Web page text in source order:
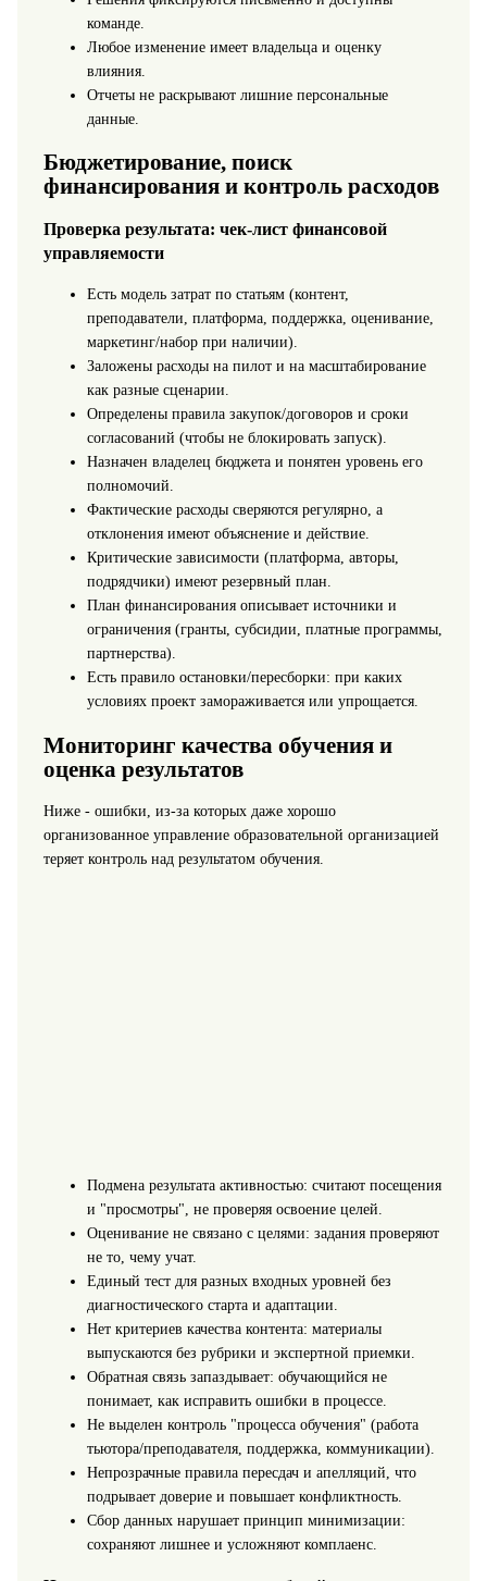
команде.
Любое изменение имеет владельца и оценку
влияния.
Отчеты не раскрывают лишние персональные
данные.
Бюджетирование, поиск
финансирования и контроль расходов
Проверка результата: чек-лист финансовой
управляемости
Есть модель затрат по статьям (контент,
преподаватели, платформа, поддержка, оценивание,
маркетинг/набор при наличии).
Заложены расходы на пилот и на масштабирование
как разные сценарии.
Определены правила закупок/договоров и сроки
согласований (чтобы не блокировать запуск).
Назначен владелец бюджета и понятен уровень его
полномочий.
Фактические расходы сверяются регулярно, а
отклонения имеют объяснение и действие.
Критические зависимости (платформа, авторы,
подрядчики) имеют резервный план.
План финансирования описывает источники и
ограничения (гранты, субсидии, платные программы,
партнерства).
Есть правило остановки/пересборки: при каких
условиях проект замораживается или упрощается.
Мониторинг качества обучения и
оценка результатов
Ниже - ошибки, из-за которых даже хорошо
организованное управление образовательной организацией
теряет контроль над результатом обучения.
Подмена результата активностью: считают посещения
и "просмотры", не проверяя освоение целей.
Оценивание не связано с целями: задания проверяют
не то, чему учат.
Единый тест для разных входных уровней без
диагностического старта и адаптации.
Нет критериев качества контента: материалы
выпускаются без рубрики и экспертной приемки.
Обратная связь запаздывает: обучающийся не
понимает, как исправить ошибки в процессе.
Не выделен контроль "процесса обучения" (работа
тьютора/преподавателя, поддержка, коммуникации).
Непрозрачные правила пересдач и апелляций, что
подрывает доверие и повышает конфликтность.
Сбор данных нарушает принцип минимизации:
сохраняют лишнее и усложняют комплаенс.